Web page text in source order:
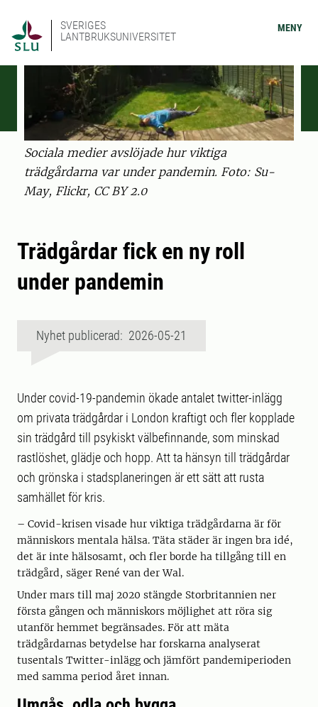
SVERIGES
LANTBRUKSUNIVERSITET
MENY
Sociala medier avslöjade hur viktiga
trädgårdarna var under pandemin. Foto: Su-
May, Flickr, CC BY 2.0
Trädgårdar fick en ny roll
under pandemin
Nyhet publicerad: 2026-05-21
Under covid-19-pandemin ökade antalet twitter-inlägg
om privata trädgårdar i London kraftigt och fler kopplade
sin trädgård till psykiskt välbefinnande, som minskad
rastlöshet, glädje och hopp. Att ta hänsyn till trädgårdar
och grönska i stadsplaneringen är ett sätt att rusta
samhället för kris.
– Covid-krisen visade hur viktiga trädgårdarna är för
människors mentala hälsa. Täta städer är ingen bra idé,
det är inte hälsosamt, och fler borde ha tillgång till en
trädgård, säger René van der Wal.
Under mars till maj 2020 stängde Storbritannien ner
första gången och människors möjlighet att röra sig
utanför hemmet begränsades. För att mäta
trädgårdarnas betydelse har forskarna analyserat
tusentals Twitter-inlägg och jämfört pandemiperioden
med samma period året innan.